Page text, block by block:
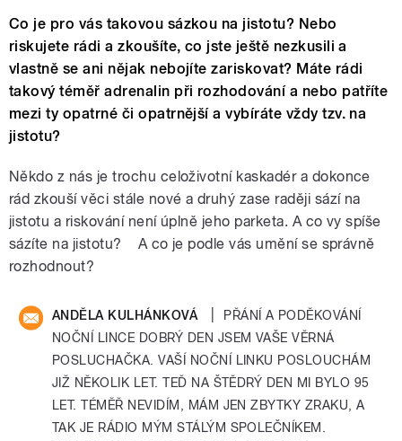
Co je pro vás takovou sázkou na jistotu? Nebo
riskujete rádi a zkoušíte, co jste ještě nezkusili a
vlastně se ani nějak nebojíte zariskovat? Máte rádi
takový téměř adrenalin při rozhodování a nebo patříte
mezi ty opatrné či opatrnější a vybíráte vždy tzv. na
jistotu?
Někdo z nás je trochu celoživotní kaskadér a dokonce
rád zkouší věci stále nové a druhý zase raději sází na
jistotu a riskování není úplně jeho parketa. A co vy spíše
sázíte na jistotu? A co je podle vás umění se správně
rozhodnout?
ANDĚLA KULHÁNKOVÁ
PŘÁNÍ A PODĚKOVÁNÍ
NOČNÍ LINCE DOBRÝ DEN JSEM VAŠE VĚRNÁ
POSLUCHAČKA. VAŠÍ NOČNÍ LINKU POSLOUCHÁM
JIŽ NĚKOLIK LET. TEĎ NA ŠTĚDRÝ DEN MI BYLO 95
LET. TÉMĚŘ NEVIDÍM, MÁM JEN ZBYTKY ZRAKU, A
TAK JE RÁDIO MÝM STÁLÝM SPOLEČNÍKEM.